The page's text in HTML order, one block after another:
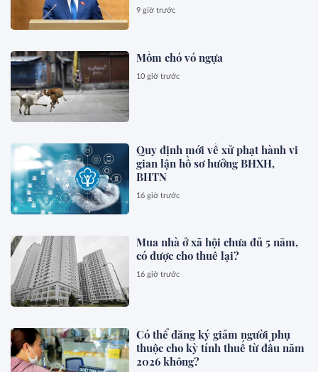
9 giờ trước
Mồm chó vó ngựa
10 giờ trước
Quy định mới về xử phạt hành vi
gian lận hồ sơ hưởng BHXH,
BHTN
16 giờ trước
Mua nhà ở xã hội chưa đủ 5 năm,
có được cho thuê lại?
16 giờ trước
Có thể đăng ký giảm người phụ
thuộc cho kỳ tính thuế từ đầu năm
2026 không?